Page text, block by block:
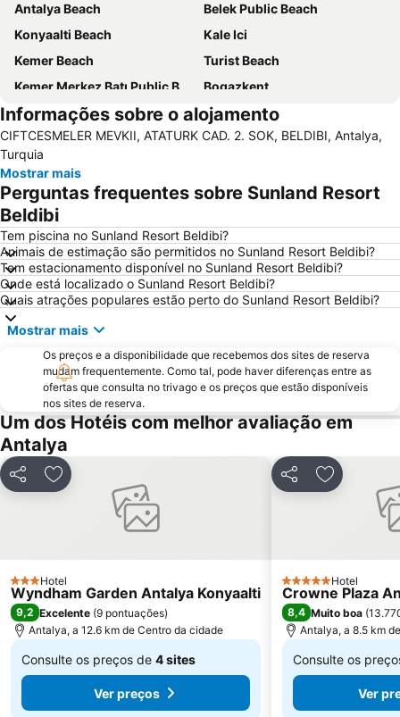
Antalya Beach
Belek Public Beach
Konyaalti Beach
Kale Ici
Kemer Beach
Turist Beach
Kemer Merkez Batı Public Beach
Bogazkent
Mermerli Beach
Beach Cafe
Gazipasa Ogretmenevi Beach
Tekirova Beach
Palace of Justice
Lara Dido Beach
Antalya Expo Center
Olympos
Informações sobre o alojamento
CIFTCESMELER MEVKII, ATATURK CAD. 2. SOK, BELDIBI, Antalya,
Turquia
Mostrar mais
Perguntas frequentes sobre Sunland Resort
Beldibi
Tem piscina no Sunland Resort Beldibi?
Animais de estimação são permitidos no Sunland Resort Beldibi?
Tem estacionamento disponível no Sunland Resort Beldibi?
Onde está localizado o Sunland Resort Beldibi?
Quais atrações populares estão perto do Sunland Resort Beldibi?
Mostrar mais
Os preços e a disponibilidade que recebemos dos sites de reserva
mudam frequentemente. Como tal, pode haver diferenças entre as
ofertas que consulta no trivago e os preços que estão disponíveis
nos sites de reserva.
Um dos Hotéis com melhor avaliação em
Antalya
PartilharAdicionar aos favoritos
3 Estrelas
Hotel
Wyndham Garden Antalya Konyaalti
9,2 Excelente (9 pontuações)
Antalya, a 12.6 km de Centro da cidade
Consulte os preços de 4 sites
De
€ 93 Ver preços
PartilharAdicionar
5 EstrelasHotel
Crowne Plaza
8,4 Muito boa (
Antalya, a 8.5 km
Consulte os
De
€ 113 Ver